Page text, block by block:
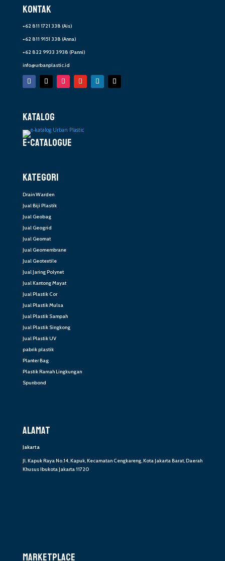
KONTAK
+62 811 1721 338 (Ais)
+62 811 9151 338 (Anna)
+62 822 9933 3938 (Panni)
info@urbanplastic.id
KATALOG
E-CATALOGUE
KATEGORI
Drain Warden
Jual Biji Plastik
Jual Geobag
Jual Geogrid
Jual Geomat
Jual Geomembrane
Jual Geotextile
Jual Jaring Polynet
Jual Kantong Mayat
Jual Plastik Cor
Jual Plastik Mulsa
Jual Plastik Sampah
Jual Plastik Singkong
Jual Plastik UV
pabrik plastik
Planter Bag
Plastik Ramah Lingkungan
Spunbond
ALAMAT
Jakarta
Jl. Kapuk Raya No.14, Kapuk, Kecamatan Cengkareng, Kota Jakarta Barat, Daerah
Khusus Ibukota Jakarta 11720
MARKETPLACE